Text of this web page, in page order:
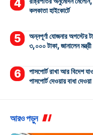
কলকাতা হাইকোর্টে
অন্নপূর্ণা যোজনার অগস্টের
৩,০০০ টাকা, জানালেন মন্ত্রী
পাসপোর্ট রাখা আর বিদেশ
পাসপোর্ট দেওয়ায় বাধা
আরও পড়ুন